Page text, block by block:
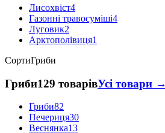
Лисохвіст4
Газонні травосуміші4
Луговик2
Арктополівиця1
СортиГриби
Гриби129 товарівУсі товари →
Гриби82
Печериця30
Веснянка13